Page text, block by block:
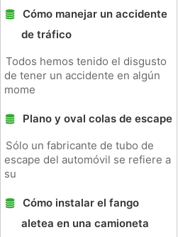
Cómo manejar un accidente
de tráfico
Todos hemos tenido el disgusto
de tener un accidente en algún
mome
Plano y oval colas de escape
Sólo un fabricante de tubo de
escape del automóvil se refiere a
su
Cómo instalar el fango
aletea en una camioneta